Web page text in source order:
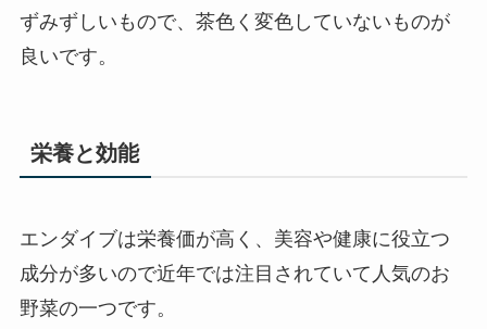
ずみずしいもので、茶色く変色していないものが
良いです。
栄養と効能
エンダイブは栄養価が高く、美容や健康に役立つ
成分が多いので近年では注目されていて人気のお
野菜の一つです。